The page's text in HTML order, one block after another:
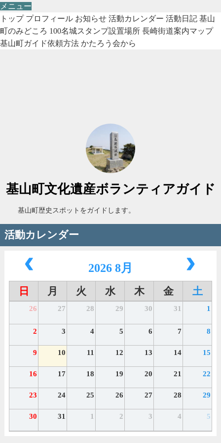
メニュー
トップ プロフィール お知らせ 活動カレンダー 活動日記 基山
町のみどころ 100名城スタンプ設置場所 長崎街道案内マップ
基山町ガイド依頼方法 かたろう会から
基山町文化遺産ボランティアガイド
基山町歴史スポットをガイドします。
活動カレンダー
2026 8月
日 月 火 水 木 金 土
26 27 28 29 30 31 1
2 3 4 5 6 7 8
9 10 11 12 13 14 15
16 17 18 19 20 21 22
23 24 25 26 27 28 29
30 31 1 2 3 4 5